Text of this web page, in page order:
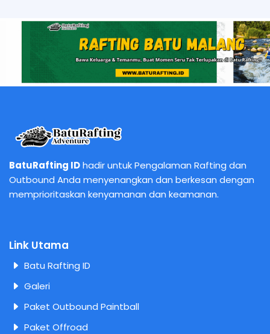
BatuRafting IDhadir untuk Pengalaman Rafting dan
Outbound Anda menyenangkan dan berkesan dengan
memprioritaskan kenyamanan dan keamanan.
Link Utama
Batu Rafting ID
Galeri
Paket Outbound Paintball
Paket Offroad